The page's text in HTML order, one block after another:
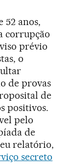
52 anos,
corrupção
prévio
o
de provas
de
positivos.
pelo
de
relatório,
secreto